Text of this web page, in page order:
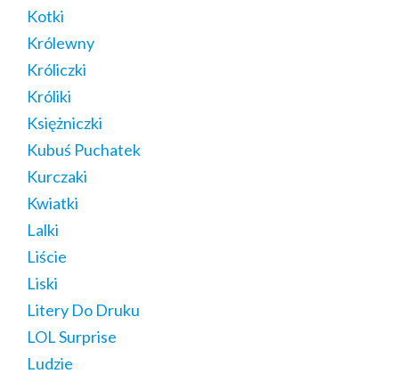
Kotki
Królewny
Króliczki
Króliki
Księżniczki
Kubuś Puchatek
Kurczaki
Kwiatki
Lalki
Liście
Liski
Litery Do Druku
LOL Surprise
Ludzie